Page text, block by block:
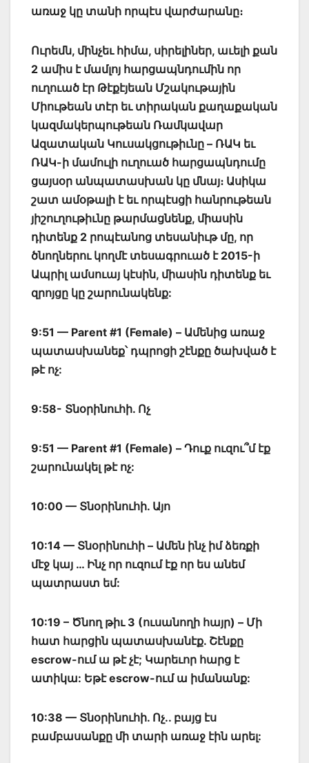
առաջ կը տանի որպէս վարժարանը։
Ուրեմն, մինչեւ հիմա, սիրելիներ, աւելի քան
2 ամիս է մամլոյ հարցապնդումին որ
ուղուած էր Թէքէյեան Մշակութային
Միութեան տէր եւ տիրական քաղաքական
կազմակերպութեան Ռամկավար
Ազատական Կուսակցութիւնը – ՌԱԿ եւ
ՌԱԿ-ի մամուլի ուղուած հարցապնդումը
ցայսօր անպատասխան կը մնայ։ Ասիկա
շատ ամօթալի է եւ որպէսցի հանրութեան
յիշուղութիւնը թարմացնենք, միասին
դիտենք 2 րոպէանոց տեսանիւթ մը, որ
ծնողներու կողմէ տեսագրուած է 2015-ի
Ապրիլ ամսուայ կէսին, միասին դիտենք եւ
զրոյցը կը շարունակենք:
9:51 — Parent #1 (Female) – Ամենից առաջ
պատասխանեք՝ դպրոցի շէնքը ծախված է
թէ ոչ:
9:58- Տնօրինուհի. Ոչ
9:51 — Parent #1 (Female) – Դուք ուզու՞մ էք
շարունակել թէ ոչ:
10:00 — Տնօրինուհի. Այո
10:14 — Տնօրինուհի – Ամեն ինչ իմ ձեռքի
մէջ կայ … Ինչ որ ուզում էք որ ես անեմ
պատրաստ եմ:
10:19 – Ծնող թիւ 3 (ուսանողի հայր) – Մի
հատ հարցին պատասխանէք. Շէնքը
escrow-ում ա թէ չէ; Կարեւոր հարց է
ատիկա: Եթէ escrow-ում ա իմանանք:
10:38 — Տնօրինուհի. Ոչ.. բայց էս
բամբասանքը մի տարի առաջ էին արել: